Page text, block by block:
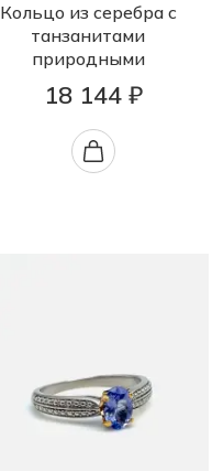
Кольцо из серебра с
танзанитами
природными
18 144 ₽